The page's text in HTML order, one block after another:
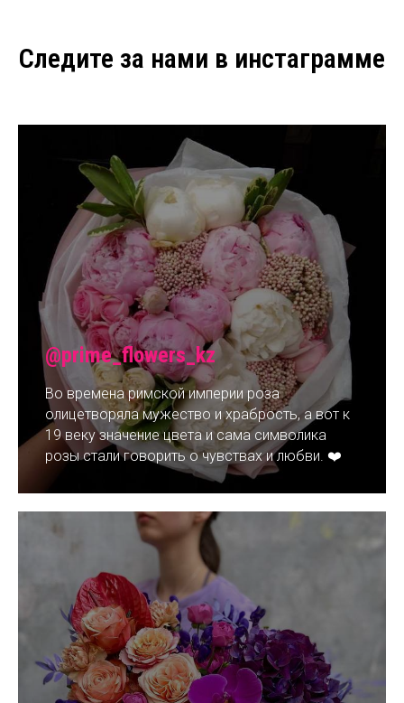
Следите за нами в инстаграмме
@prime_flowers_kz
Во времена римской империи роза
олицетворяла мужество и храбрость, а вот к
19 веку значение цвета и сама символика
розы стали говорить о чувствах и любви. ❤️